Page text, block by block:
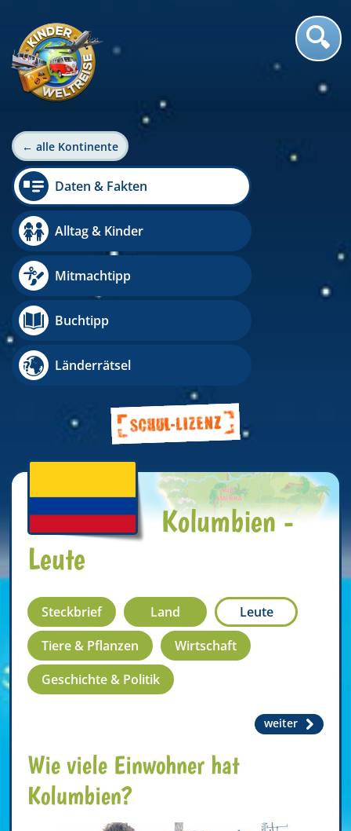
← alle Kontinente
Daten & Fakten
Alltag & Kinder
Mitmachtipp
Buchtipp
Länderrätsel
Kolumbien -
Leute
Steckbrief Land
Leute
Tiere & Pflanzen
Wirtschaft
Geschichte & Politik
weiter
Wie viele Einwohner hat
Kolumbien?